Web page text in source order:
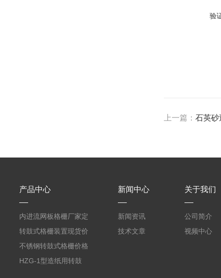
验
上一篇：石英砂
产品中心
内进流网板格栅厂家定
制
转鼓式格栅装置现货价
格
不锈钢转鼓式格栅价格
HZG-1型造纸用转鼓
新闻中心
新闻资讯
技术文章
关于我们
公司简介
视频中心